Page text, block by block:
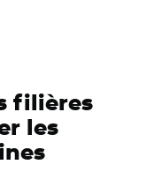
sur Linkedin
page sur Twitter
cette page sur
filières
les